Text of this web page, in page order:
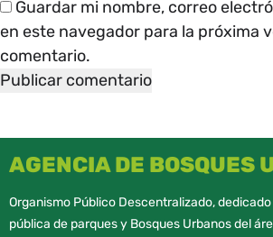
Guardar mi nombre, correo
en este navegador para la próxima
comentario.
AGENCIA DE BOSQUES
Organismo Público Descentralizado,
pública de parques y Bosques Urbanos del